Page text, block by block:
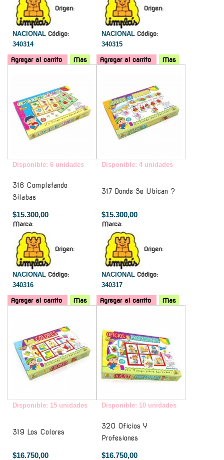
Origen:
NACIONAL Código:
340314
Agregar al carrito Mas
Origen:
NACIONAL Código:
340315
Agregar al carrito
Mas
Disponible: 6 unidades
316 Completando
Silabas
$15.300,00
Marca:
Origen:
NACIONAL Código:
340316
Agregar al carrito Mas
Disponible: 4 unidades
317 Donde Se Ubican ?
$15.300,00
Marca:
Origen:
NACIONAL Código:
340317
Agregar al carrito
Mas
Disponible: 15 unidades
319 Los Colores
$16.750,00
Disponible: 10 unidades
320 Oficios Y
Profesiones
$16.750,00